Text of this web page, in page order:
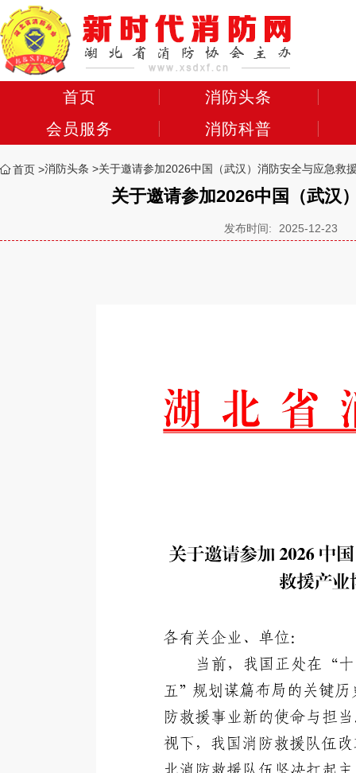
首页
消防头条
会员服务
消防科普
首页 消防头条 关于邀请参加2026中国（武汉）消防安全与应急救
关于邀请参加2026中国（武汉
发布时间: 2025-12-23